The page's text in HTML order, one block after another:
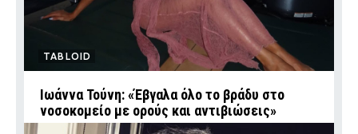
TABLOID
Ιωάννα Τούνη: «Έβγαλα όλο το βράδυ στο
νοσοκομείο με ορούς και αντιβιώσεις»